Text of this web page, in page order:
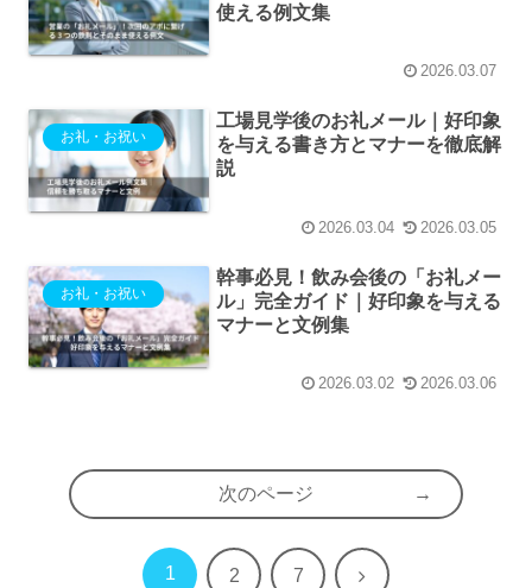
使える例文集
2026.03.07
お礼・お祝い
工場見学後のお礼メール｜好印象
を与える書き方とマナーを徹底解
説
2026.03.04 2026.03.05
お礼・お祝い
幹事必見！飲み会後の「お礼メー
ル」完全ガイド｜好印象を与える
マナーと文例集
2026.03.02 2026.03.06
次のページ
1 2 7 次